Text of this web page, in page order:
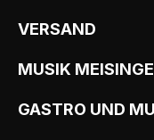
VERSAND
MUSIK
GASTRO UND